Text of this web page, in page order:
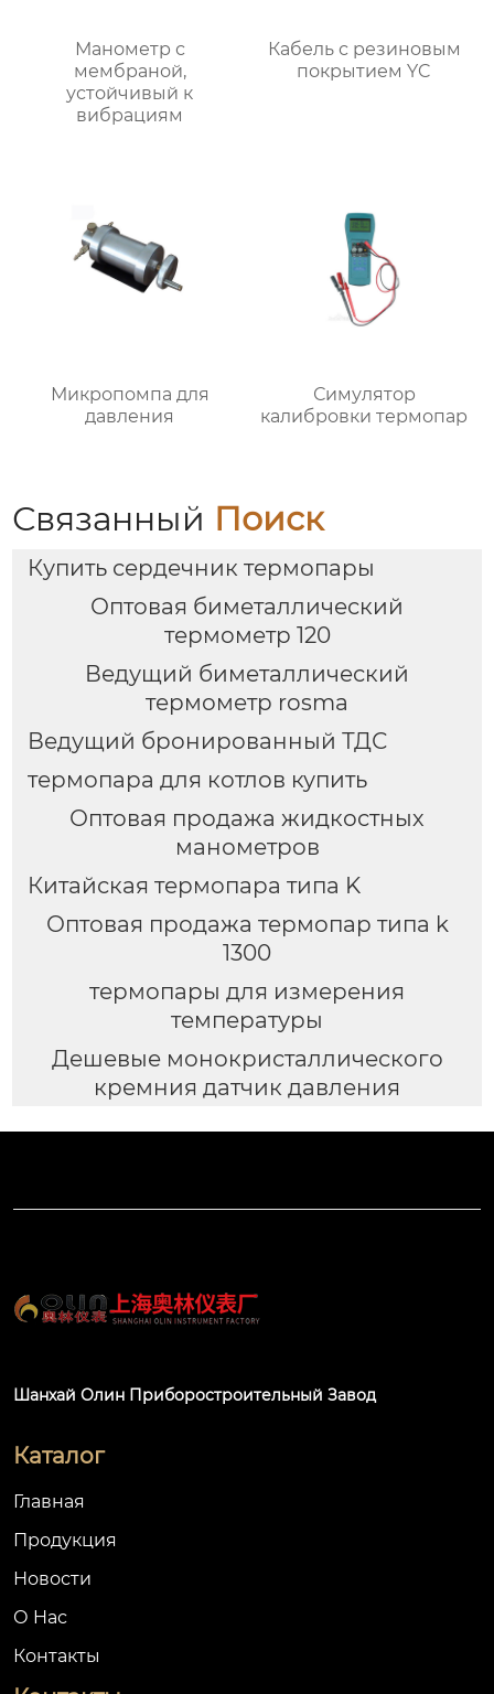
Манометр с
мембраной,
устойчивый к
вибрациям
Кабель с резиновым
покрытием YC
Микропомпа для
давления
Симулятор
калибровки термопар
Связанный Поиск
Купить сердечник термопары
Оптовая биметаллический
термометр 120
Ведущий биметаллический
термометр rosma
Ведущий бронированный ТДС
термопара для котлов купить
Оптовая продажа жидкостных
манометров
Китайская термопара типа K
Оптовая продажа термопар типа k
1300
термопары для измерения
температуры
Дешевые монокристаллического
кремния датчик давления
Шанхай Олин Приборостроительный Завод
Каталог
Главная
Продукция
Новости
О Hас
Контакты